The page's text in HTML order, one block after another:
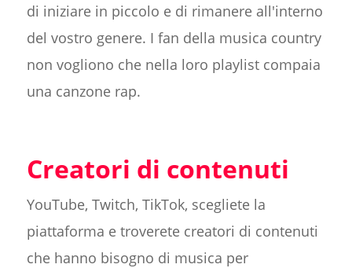
di iniziare in piccolo e di rimanere all'interno
del vostro genere. I fan della musica country
non vogliono che nella loro playlist compaia
una canzone rap.
Creatori di contenuti
YouTube, Twitch, TikTok, scegliete la
piattaforma e troverete creatori di contenuti
che hanno bisogno di musica per